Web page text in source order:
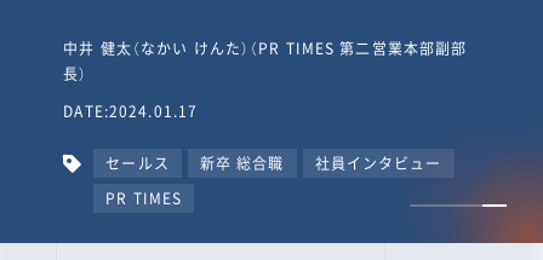
タビュー #PR
TIMESな人たち
中井 健太（なかい けんた）（PR TIMES 第二営業本部副部
長）
DATE:2024.01.17
セールス 新卒 総合職
社員インタビュー
PR TIMES